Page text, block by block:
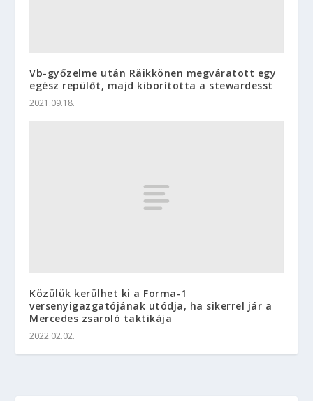
Vb-győzelme után Räikkönen megváratott egy
egész repülőt, majd kiborította a stewardesst
2021.09.18.
Közülük kerülhet ki a Forma-1
versenyigazgatójának utódja, ha sikerrel jár a
Mercedes zsaroló taktikája
2022.02.02.